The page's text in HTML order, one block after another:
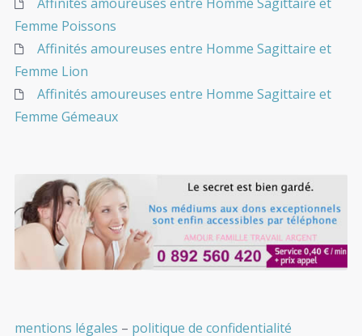
Femme Poissons
Affinités amoureuses entre Homme Sagittaire et
Femme Lion
Affinités amoureuses entre Homme Sagittaire et
Femme Gémeaux
mentions légales – politique de confidentialité